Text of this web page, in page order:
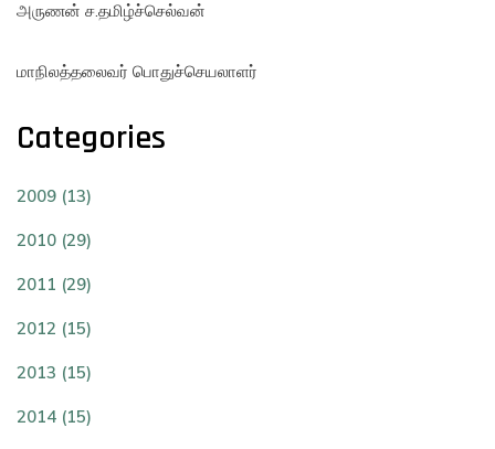
அருணன் ச.தமிழ்ச்செல்வன்
மாநிலத்தலைவர் பொதுச்செயலாளர்
Categories
2009 (13)
2010 (29)
2011 (29)
2012 (15)
2013 (15)
2014 (15)